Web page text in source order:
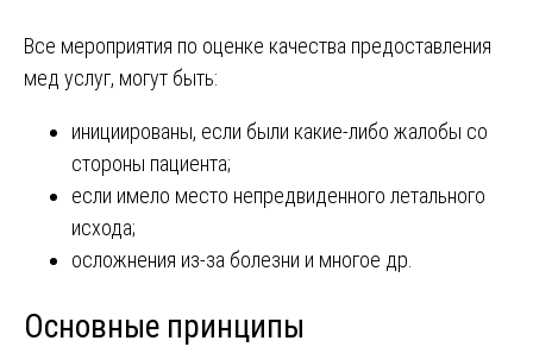
Все мероприятия по оценке качества предоставления
мед услуг, могут быть:
инициированы, если были какие-либо жалобы со
стороны пациента;
если имело место непредвиденного летального
исхода;
осложнения из-за болезни и многое др.
Основные принципы